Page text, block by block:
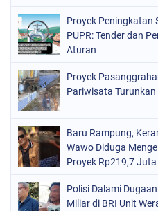
Proyek Peningkatan
PUPR: Tender dan
Aturan
Proyek
Pariwisata Turunkan
Baru Rampung,
Wawo Diduga
Proyek Rp219,7 Juta
Polisi Dalami
Miliar di BRI Unit